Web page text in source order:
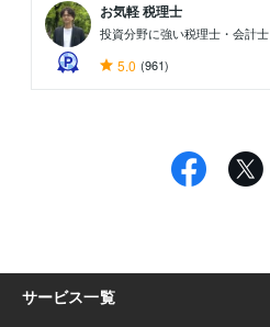
お気軽 税理士
投資分野に強い税理士・会計士
5.0 (961)